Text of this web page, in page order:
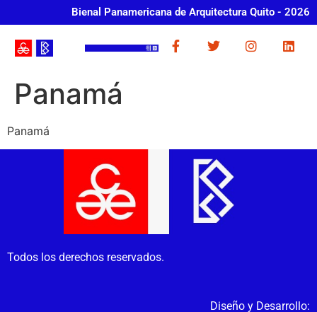
Bienal Panamericana de Arquitectura Quito - 2026
Panamá
Panamá
Todos los derechos reservados.
Diseño y Desarrollo: